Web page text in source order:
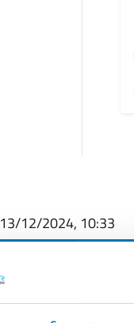
13/12/2024, 10:33